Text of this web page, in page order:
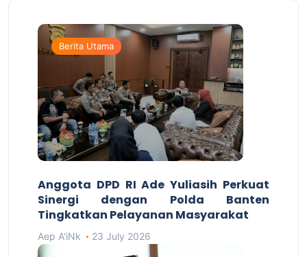
Berita Utama
Anggota DPD RI Ade Yuliasih Perkuat
Sinergi dengan Polda Banten
Tingkatkan Pelayanan Masyarakat
Aep A'iNk 23 July 2026